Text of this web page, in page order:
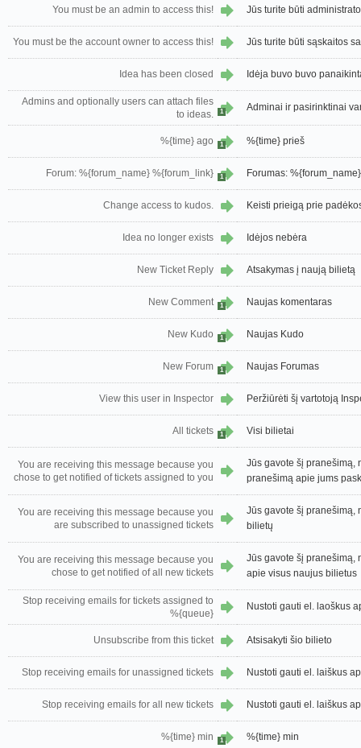
You must be an admin to access this! Jūs turite būti
You must be the account owner to access this! Jūs turite būti sąskaitos
Idea has been closed Idėja buvo buvo
Admins and optionally users can attach files
to ideas.
1 Adminai ir pasirinktinai
%{time} ago 1 %{time} prieš
Forum: %{forum_name} %{forum_link} 1 Forumas:
Change access to kudos. Keisti prieigą prie
Idea no longer exists Idėjos nebėra
New Ticket Reply Atsakymas į naują bilietą
New Comment 1 Naujas komentaras
New Kudo 1 Naujas Kudo
New Forum 1 Naujas Forumas
View this user in Inspector Peržiūrėti šį vartotoją
All tickets 1 Visi bilietai
You are receiving this message because you
chose to get notified of tickets assigned to you
Jūs gavote šį pranešimą,
pranešimą apie jums
You are receiving this message because you
are subscribed to unassigned tickets
Jūs gavote šį pranešimą,
bilietų
You are receiving this message because you
chose to get notified of all new tickets
Jūs gavote šį pranešimą,
apie visus naujus bilietus
Stop receiving emails for tickets assigned to
%{queue}
Nustoti gauti el. laoškus
Unsubscribe from this ticket Atsisakyti šio bilieto
Stop receiving emails for unassigned tickets Nustoti gauti el. laiškus
Stop receiving emails for all new tickets Nustoti gauti el. laiškus
%{time} min 1 %{time} min